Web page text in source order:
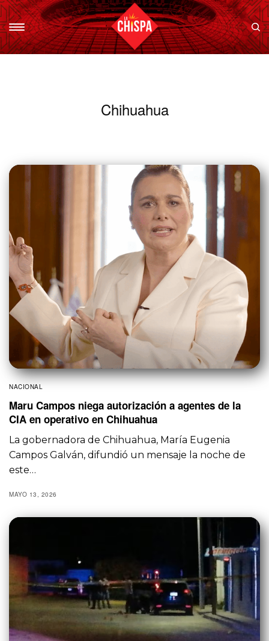
Chihuahua
NACIONAL
Maru Campos niega autorización a agentes de la
CIA en operativo en Chihuahua
La gobernadora de Chihuahua, María Eugenia
Campos Galván, difundió un mensaje la noche de
este…
MAYO 13, 2026